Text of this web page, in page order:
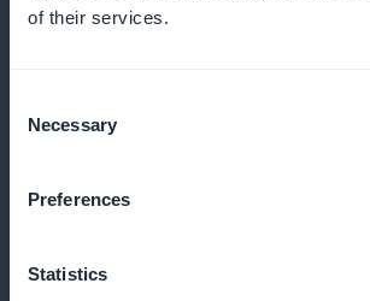
of their services.
Selection
Necessary
Preferences
Statistics
Et bien d’autres choses...